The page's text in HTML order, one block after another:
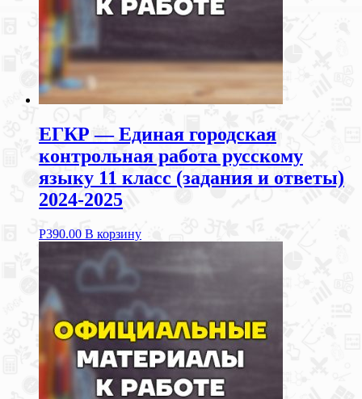
ЕГКР — Единая городская
контрольная работа русскому
языку 11 класс (задания и ответы)
2024-2025
Р390.00 В корзину